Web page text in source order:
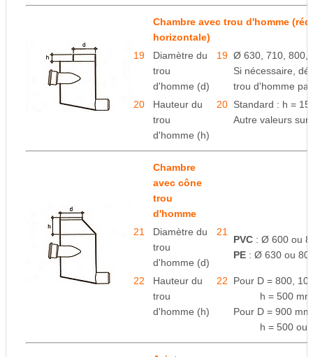
Chambre avec trou d'homme
horizontale)
19
Diamètre du
trou
d'homme (d)
19 Ø 630, 710, 800,
Si nécessaire,
trou d'homme
20
Hauteur du
trou
d'homme (h)
20 Standard : h =
Autre valeurs sur
Chambre
avec cône
trou
d'homme
21
Diamètre du
trou
d'homme (d)
21
PVC : Ø 600 ou
PE : Ø 630 ou
22
Hauteur du
trou
d'homme (h)
22
Pour D = 800,
h = 500 mm
Pour D = 900 mm
h = 500 ou